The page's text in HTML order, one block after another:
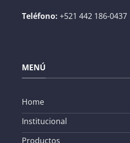
Teléfono: +521 442 186-0437
MENÚ
Home
Institucional
Productos